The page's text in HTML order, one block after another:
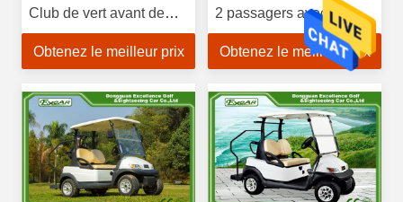
Club de vert avant de
voiture
Obtenez le meilleur prix
2 passagers avec la
garantie de 1 an
Obtenez le meilleur prix